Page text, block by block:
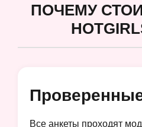
ПОЧЕМУ
Все анкеты проходят